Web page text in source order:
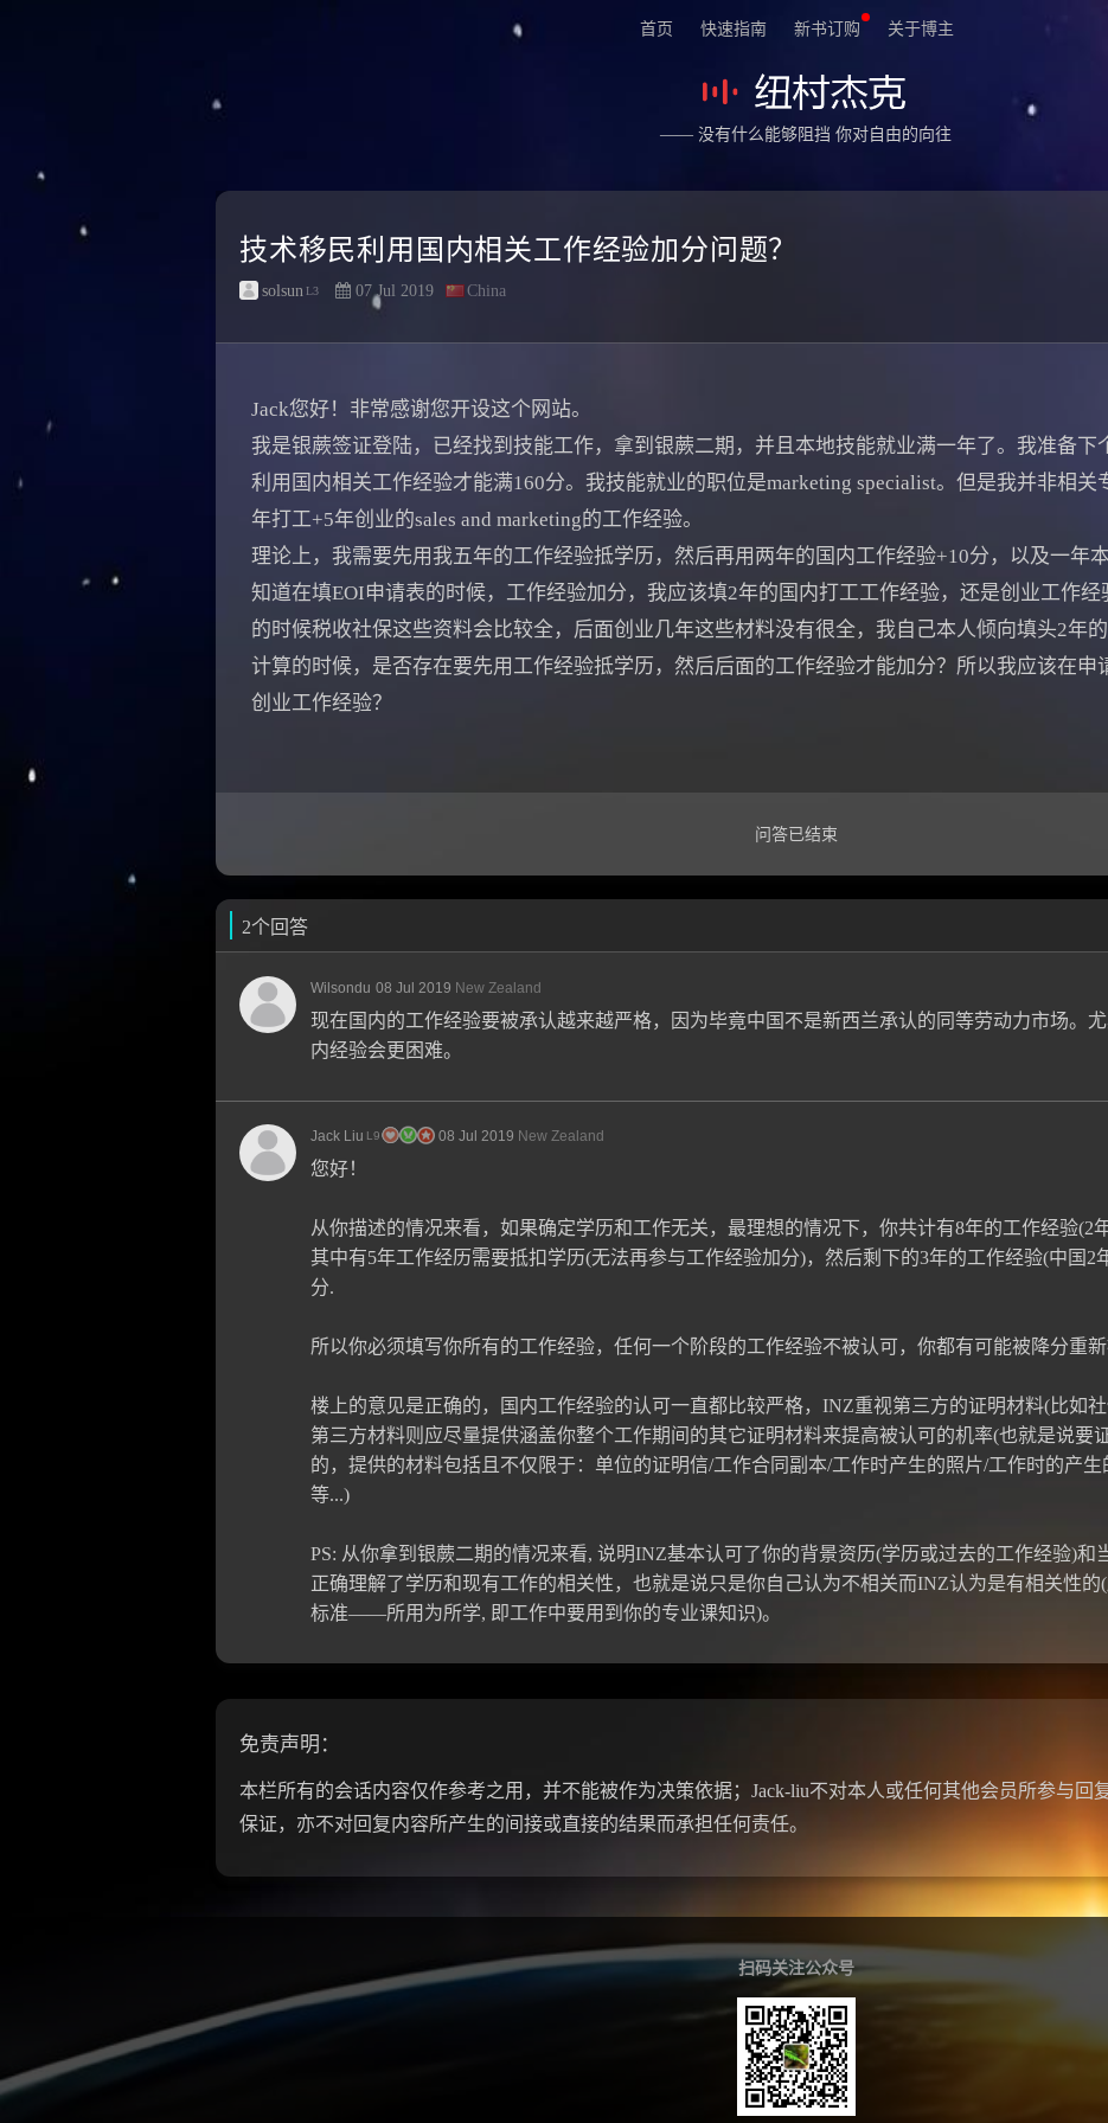
首页 快速指南 新书订购 关于博主
—— 没有什么能够阻挡 你对自由的向往
技术移民利用国内相关工作经验加分问题？
solsun L3 07 Jul 2019 China
Jack您好！非常感谢您开设这个网站。
我是银蕨签证登陆，已经找到技能工作，拿到银蕨二期，并且本地技能就业满一年了。我准备下
利用国内相关工作经验才能满160分。我技能就业的职位是marketing specialist。但是我并非相关
年打工+5年创业的sales and marketing的工作经验。
理论上，我需要先用我五年的工作经验抵学历，然后再用两年的国内工作经验+10分，以及一年
知道在填EOI申请表的时候，工作经验加分，我应该填2年的国内打工工作经验，还是创业工作
的时候税收社保这些资料会比较全，后面创业几年这些材料没有很全，我自己本人倾向填头2年
计算的时候，是否存在要先用工作经验抵学历，然后后面的工作经验才能加分？所以我应该在申
创业工作经验？
问答已结束
2个回答
Wilsondu 08 Jul 2019 New Zealand
现在国内的工作经验要被承认越来越严格，因为毕竟中国不是新西兰承认的同等劳动力市场。
内经验会更困难。
Jack Liu L9 08 Jul 2019 New Zealand
您好！
从你描述的情况来看，如果确定学历和工作无关，最理想的情况下，你共计有8年的工作经验(2
其中有5年工作经历需要抵扣学历(无法再参与工作经验加分)，然后剩下的3年的工作经验(中国2
分.
所以你必须填写你所有的工作经验，任何一个阶段的工作经验不被认可，你都有可能被降分重新
楼上的意见是正确的，国内工作经验的认可一直都比较严格，INZ重视第三方的证明材料(比如
第三方材料则应尽量提供涵盖你整个工作期间的其它证明材料来提高被认可的机率(也就是说要
的，提供的材料包括且不仅限于：单位的证明信/工作合同副本/工作时产生的照片/工作时的产
等...)
PS: 从你拿到银蕨二期的情况来看, 说明INZ基本认可了你的背景资历(学历或过去的工作经验)和
正确理解了学历和现有工作的相关性，也就是说只是你自己认为不相关而INZ认为是有相关性
标准——所用为所学, 即工作中要用到你的专业课知识)。
免责声明：
本栏所有的会话内容仅作参考之用，并不能被作为决策依据；Jack-liu不对本人或任何其他会员所参与回
保证，亦不对回复内容所产生的间接或直接的结果而承担任何责任。
扫码关注公众号